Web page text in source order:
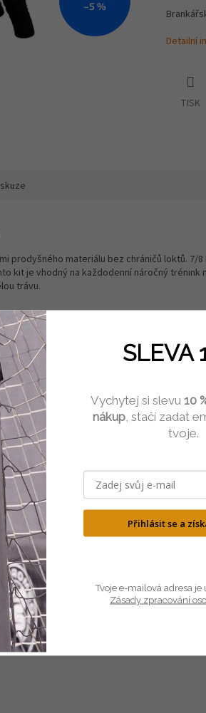
–5 %
Detailní
TISK
prodyšného materiálu bez chráničů loktů. 7/8
kit je vhodný na každodenní náročný trénink
trávu.
SLEVA
Vychytej si slevu 10
nákup , stačí zadat
tvoje.
Přihlásit se a
Tvoje e-mailová adresa je
Zásady zpracování